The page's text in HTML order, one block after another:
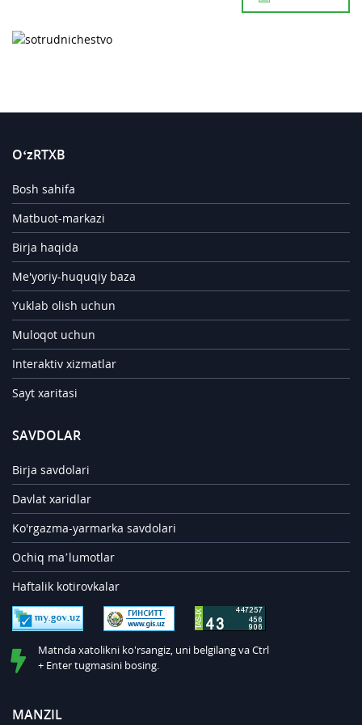
O‘zRTXB
Bosh sahifa
Matbuot-markazi
Birja haqida
Me'yoriy-huquqiy baza
Yuklab olish uchun
Muloqot uchun
Interaktiv xizmatlar
Sayt xaritasi
SAVDOLAR
Birja savdolari
Davlat xaridlar
Ko'rgazma-yarmarka savdolari
Ochiq ma’lumotlar
Haftalik kotirovkalar
Matnda xatolikni ko'rsangiz, uni belgilang va Ctrl
+ Enter tugmasini bosing.
MANZIL